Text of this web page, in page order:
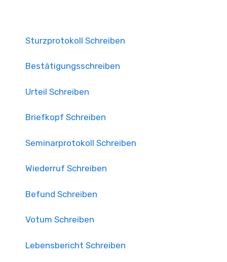
Sturzprotokoll Schreiben
Bestätigungsschreiben
Urteil Schreiben
Briefkopf Schreiben
Seminarprotokoll Schreiben
Wiederruf Schreiben
Befund Schreiben
Votum Schreiben
Lebensbericht Schreiben